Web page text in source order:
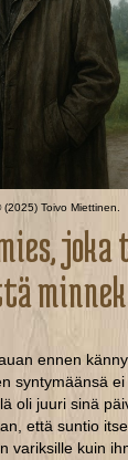
Toivo Miettinen.
ennen
syntymäänsä
oli juuri sinä
että suntio
variksille kuin